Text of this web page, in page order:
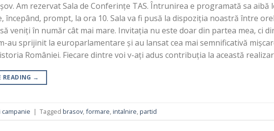
Am rezervat Sala de Conferințe TAS. Întrunirea e programată sa aibă
începând, prompt, la ora 10. Sala va fi pusă la dispoziția noastră între
veniți în număr cât mai mare. Invitația nu este doar din partea mea, ci
au sprijinit la europarlamentare și au lansat cea mai semnificativă
României. Fiecare dintre voi v-ați adus contribuția la această
READING →
campanie | Tagged brasov, formare intalnire partid